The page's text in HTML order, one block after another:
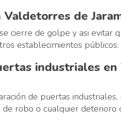
de
cierre de golpe y asi evitar
establecimientos públicos.
industriales
de puertas
robo o cualquier deterioro